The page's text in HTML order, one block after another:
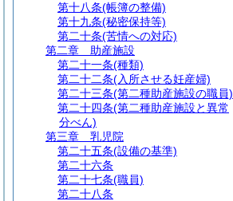
第十八条(帳簿の整備)
第十九条(秘密保持等)
第二十条(苦情への対応)
第二章
助産施設
第二十一条(種類)
第二十二条(入所させる妊産婦)
第二十三条(第二種助産施設の職員)
第二十四条(第二種助産施設と異常
分べん)
第三章
乳児院
第二十五条(設備の基準)
第二十六条
第二十七条(職員)
第二十八条